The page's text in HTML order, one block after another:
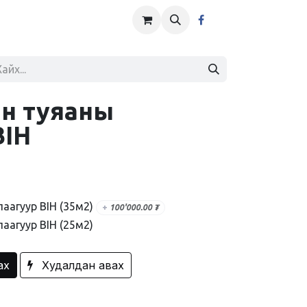
туяаны
BIH (35м2) + 100'000.00₮
BIH (25м2)
Худалдан авах